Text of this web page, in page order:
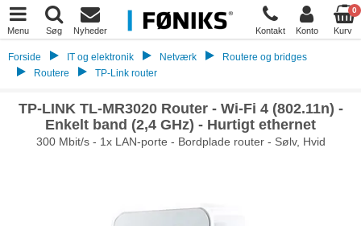
Menu Søg Nyheder Kontakt Konto
0
Kurv
Forside IT og elektronik Netværk
Routere og bridges
Routere
TP-Link router
TP-LINK TL-MR3020 Router - Wi-Fi 4 (802.11n) -
Enkelt band (2,4 GHz) - Hurtigt ethernet
300 Mbit/s - 1x LAN-porte - Bordplade router - Sølv, Hvid